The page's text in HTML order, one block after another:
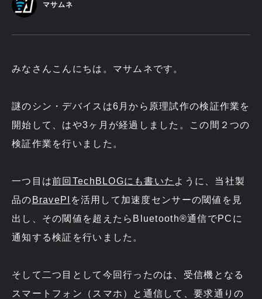
マサムネ
みなさんこんにちは。マサムネです。
謎のシン・デバイスは6月から原理試作の検証作業を
開始して、はや3ヶ月が経過しました。この間２つの
検証作業を行いました。
一つ目は前回TechBLOGにも書いた ように、当社製
品の BravePI を活用して加速度センサーの閾値を見
出し、その閾値を超えたらBluetooth®通信でPCに
通知する検証を行いました。
そして二つ目として今回行ったのは、受信機となる
スマートフォン（スマホ）と通信して、要求通りの